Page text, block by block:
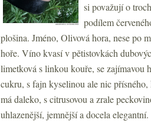
si považují o
podílem
plošina. Jméno, Olivová hora, nese po
hoře. Víno kvasí v pětistovkách
limetková s linkou kouře, se zajímavou
cukru, s fajn kyselinou ale nic
má daleko, s citrusovou a zrale
uhlazenější, jemnější a docela